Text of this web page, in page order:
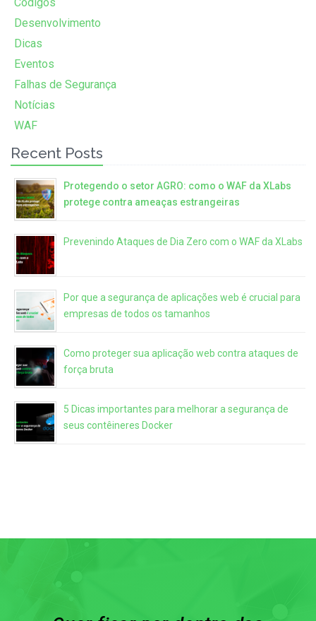
Desenvolvimento
Dicas
Eventos
Falhas de Segurança
Notícias
WAF
Recent Posts
Protegendo o setor AGRO: como o WAF da XLabs
protege contra ameaças estrangeiras
Prevenindo Ataques de Dia Zero com o WAF da XLabs
Por que a segurança de aplicações web é crucial para
empresas de todos os tamanhos
Como proteger sua aplicação web contra ataques de
força bruta
5 Dicas importantes para melhorar a segurança de
seus contêineres Docker